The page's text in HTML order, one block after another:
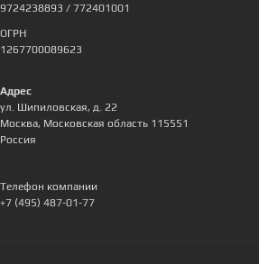
9724238893 / 772401001
ОГРН
1267700089623
Адрес
ул. Шипиловская, д. 22
Москва, Московская область 115551
Россия
Телефон компании
+7 (495) 487-01-77